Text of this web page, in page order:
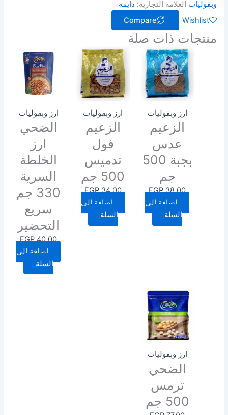
وبقوليات
العلامة التجارية: دايمة
Wishlist
Compare
منتجات ذات صلة
ارز وبقوليات
الزعيم
عدس
بجبة 500
جم
EGP38.00
إضافة إلى
السلة
ارز وبقوليات
الزعيم
فول
تدميس
500 جم
EGP34.00
إضافة إلى
السلة
ارز وبقوليات
الضحي
ارز
الخلطة
السرية
330 جم
سريع
التحضير
EGP40.00
إضافة إلى
السلة
ارز وبقوليات
الضحي
ترمس
500 جم